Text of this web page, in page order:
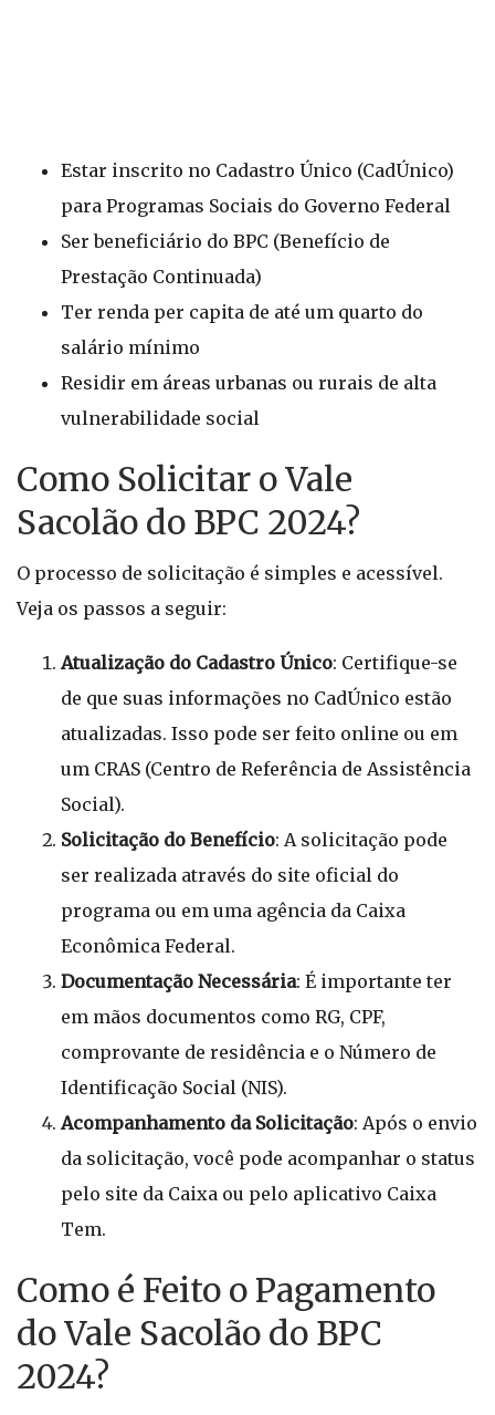
Estar inscrito no Cadastro Único (CadÚnico)
para Programas Sociais do Governo Federal
Ser beneficiário do BPC (Benefício de
Prestação Continuada)
Ter renda per capita de até um quarto do
salário mínimo
Residir em áreas urbanas ou rurais de alta
vulnerabilidade social
Como Solicitar o Vale
Sacolão do BPC 2024?
O processo de solicitação é simples e acessível.
Veja os passos a seguir:
Atualização do Cadastro Único: Certifique-se
de que suas informações no CadÚnico estão
atualizadas. Isso pode ser feito online ou em
um CRAS (Centro de Referência de Assistência
Social).
Solicitação do Benefício: A solicitação pode
ser realizada através do site oficial do
programa ou em uma agência da Caixa
Econômica Federal.
Documentação Necessária: É importante ter
em mãos documentos como RG, CPF,
comprovante de residência e o Número de
Identificação Social (NIS).
Acompanhamento da Solicitação: Após o envio
da solicitação, você pode acompanhar o status
pelo site da Caixa ou pelo aplicativo Caixa
Tem.
Como é Feito o Pagamento
do Vale Sacolão do BPC
2024?